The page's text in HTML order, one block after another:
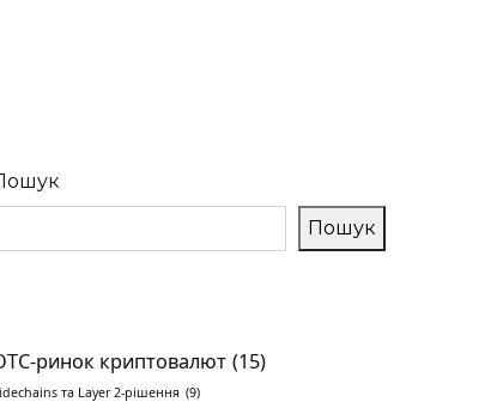
Пошук
ринок криптовалют (15)
та Layer 2-рішення (9)